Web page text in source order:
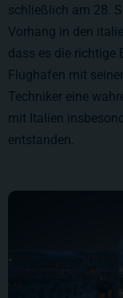
schließlich am 28.
Vorhang in den
dass es die richtige
Flughafen mit
Techniker eine
mit Italien
entstanden.